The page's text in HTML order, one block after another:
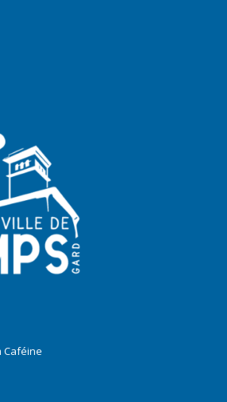
Caféine